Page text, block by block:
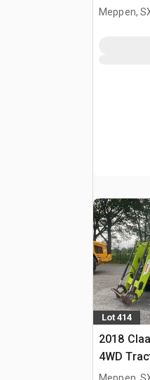
(Unused)
Meppen,
Lot 414
2018
4WD
Meppen,